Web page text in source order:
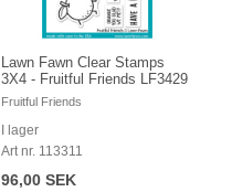
Lawn Fawn Clear Stamps
3X4 - Fruitful Friends LF3429
Fruitful Friends
I lager
Art nr. 113311
96,00 SEK